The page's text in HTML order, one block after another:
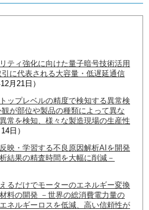
ティ強化に向けた量子暗号技術活用
に代表される大容量・低遅延通信
月21日）
ップレベルの精度で検知する異常検
が部位や製品の種類によって異な
常を検知、様々な製造現場の生産性
日）
映・学習する不良原因解析AIを開発
結果の精査時間を大幅に削減－
るだけでモーターのエネルギー変換
料の開発 －世界の総消費電力量の
ネルギーロスを低減、高い信頼性が